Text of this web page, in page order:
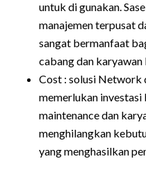
untuk di gunakan.
manajemen terpusat
sangat bermanfaat
cabang dan
Cost : solusi Network
memerlukan investasi
maintenance dan
menghilangkan
yang menghasilkan